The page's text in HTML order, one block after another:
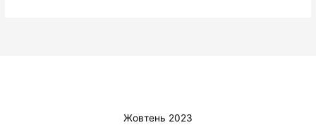
Жовтень 2023